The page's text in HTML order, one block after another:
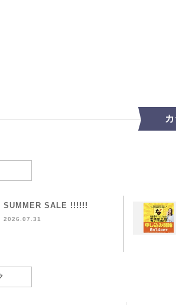
SUMMER SALE !!!!!!
2026.07.31